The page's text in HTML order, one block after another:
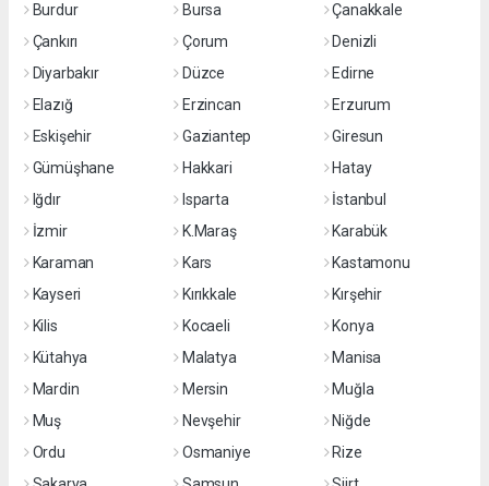
Burdur
Bursa
Çanakkale
Çankırı
Çorum
Denizli
Diyarbakır
Düzce
Edirne
Elazığ
Erzincan
Erzurum
Eskişehir
Gaziantep
Giresun
Gümüşhane
Hakkari
Hatay
Iğdır
Isparta
İstanbul
İzmir
K.Maraş
Karabük
Karaman
Kars
Kastamonu
Kayseri
Kırıkkale
Kırşehir
Kilis
Kocaeli
Konya
Kütahya
Malatya
Manisa
Mardin
Mersin
Muğla
Muş
Nevşehir
Niğde
Ordu
Osmaniye
Rize